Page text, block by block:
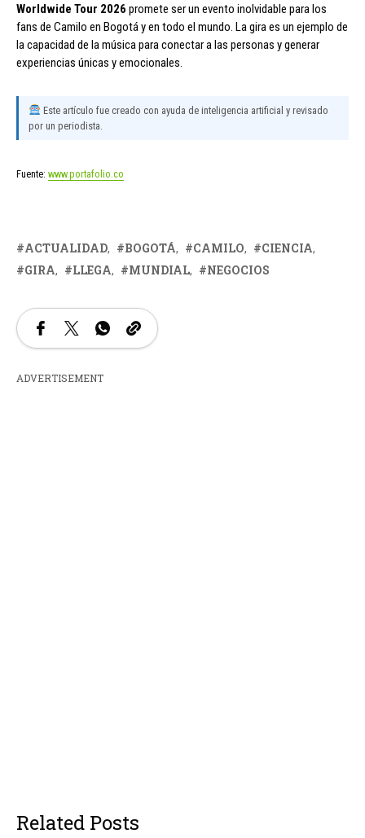
Worldwide Tour 2026 promete ser un evento inolvidable para los
fans de Camilo en Bogotá y en todo el mundo. La gira es un ejemplo de
la capacidad de la música para conectar a las personas y generar
experiencias únicas y emocionales.
Este artículo fue creado con ayuda de inteligencia artificial y revisado
por un periodista.
Fuente: www.portafolio.co
ACTUALIDAD BOGOTÁ CAMILO
CIENCIA
GIRA
LLEGA MUNDIAL NEGOCIOS
ADVERTISEMENT
Related Posts